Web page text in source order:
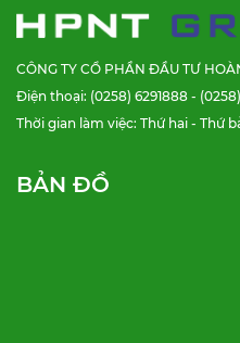
CÔNG TY CỔ PHẦN ĐẦU TƯ
Điện thoại: (0258) 6291888 - (0258)
Thời gian làm việc: Thứ hai - Thứ
BẢN ĐỒ